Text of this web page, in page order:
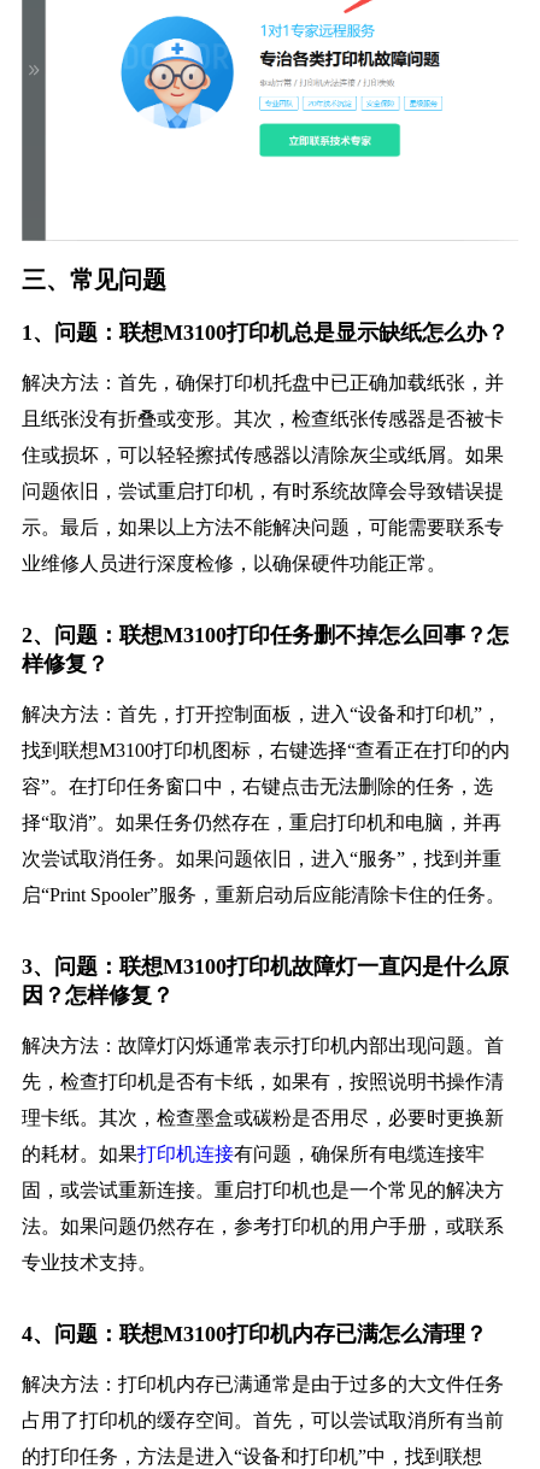
三、常见问题
1、问题：联想M3100打印机总是显示缺纸怎么办？
解决方法：首先，确保打印机托盘中已正确加载纸张，并
且纸张没有折叠或变形。其次，检查纸张传感器是否被卡
住或损坏，可以轻轻擦拭传感器以清除灰尘或纸屑。如果
问题依旧，尝试重启打印机，有时系统故障会导致错误提
示。最后，如果以上方法不能解决问题，可能需要联系专
业维修人员进行深度检修，以确保硬件功能正常。
2、问题：联想M3100打印任务删不掉怎么回事？怎
样修复？
解决方法：首先，打开控制面板，进入“设备和打印机”，
找到联想M3100打印机图标，右键选择“查看正在打印的内
容”。在打印任务窗口中，右键点击无法删除的任务，选
择“取消”。如果任务仍然存在，重启打印机和电脑，并再
次尝试取消任务。如果问题依旧，进入“服务”，找到并重
启“Print Spooler”服务，重新启动后应能清除卡住的任务。
3、问题：联想M3100打印机故障灯一直闪是什么原
因？怎样修复？
解决方法：故障灯闪烁通常表示打印机内部出现问题。首
先，检查打印机是否有卡纸，如果有，按照说明书操作清
理卡纸。其次，检查墨盒或碳粉是否用尽，必要时更换新
的耗材。如果打印机连接有问题，确保所有电缆连接牢
固，或尝试重新连接。重启打印机也是一个常见的解决方
法。如果问题仍然存在，参考打印机的用户手册，或联系
专业技术支持。
4、问题：联想M3100打印机内存已满怎么清理？
解决方法：打印机内存已满通常是由于过多的大文件任务
占用了打印机的缓存空间。首先，可以尝试取消所有当前
的打印任务，方法是进入“设备和打印机”中，找到联想